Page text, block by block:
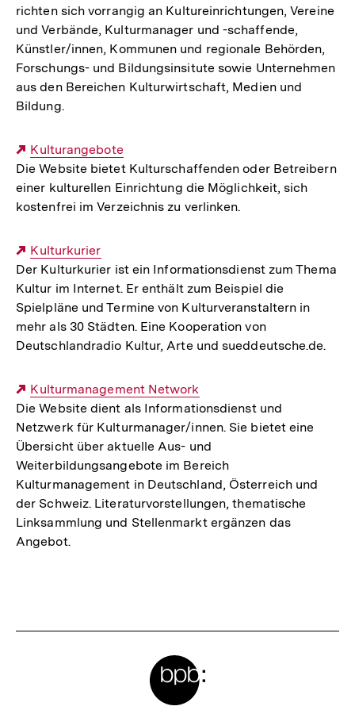
richten sich vorrangig an Kultureinrichtungen, Vereine
und Verbände, Kulturmanager und -schaffende,
Künstler/innen, Kommunen und regionale Behörden,
Forschungs- und Bildungsinsitute sowie Unternehmen
aus den Bereichen Kulturwirtschaft, Medien und
Bildung.
Externer
Link:
Kulturangebote
Die Website bietet Kulturschaffenden oder Betreibern
einer kulturellen Einrichtung die Möglichkeit, sich
kostenfrei im Verzeichnis zu verlinken.
Externer
Link:
Kulturkurier
Der Kulturkurier ist ein Informationsdienst zum Thema
Kultur im Internet. Er enthält zum Beispiel die
Spielpläne und Termine von Kulturveranstaltern in
mehr als 30 Städten. Eine Kooperation von
Deutschlandradio Kultur, Arte und sueddeutsche.de.
Externer
Link:
Kulturmanagement Network
Die Website dient als Informationsdienst und
Netzwerk für Kulturmanager/innen. Sie bietet eine
Übersicht über aktuelle Aus- und
Weiterbildungsangebote im Bereich
Kulturmanagement in Deutschland, Österreich und
der Schweiz. Literaturvorstellungen, thematische
Linksammlung und Stellenmarkt ergänzen das
Angebot.